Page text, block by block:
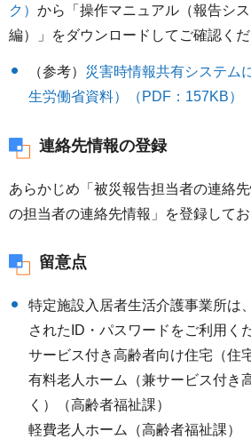
ク） から「操作マニュアル（報告シ
編）」をダウンロードしてご確認くだ
（参考） 災害時情報共有システム
生労働省資料）（PDF：157KB）
連絡先情報の登録
あらかじめ「被災報告担当者の連絡
の担当者の連絡先情報」を登録してお
留意点
特定施設入居者生活介護事業所は
されたID・パスワードをご利用く
サービス付き高齢者向け住宅（住
有料老人ホーム（兼サービス付き
く）（高齢者福祉課）
軽費老人ホーム（高齢者福祉課）